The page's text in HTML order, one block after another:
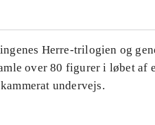
Herre-trilogien og
over 80 figurer i løbet af
undervejs.